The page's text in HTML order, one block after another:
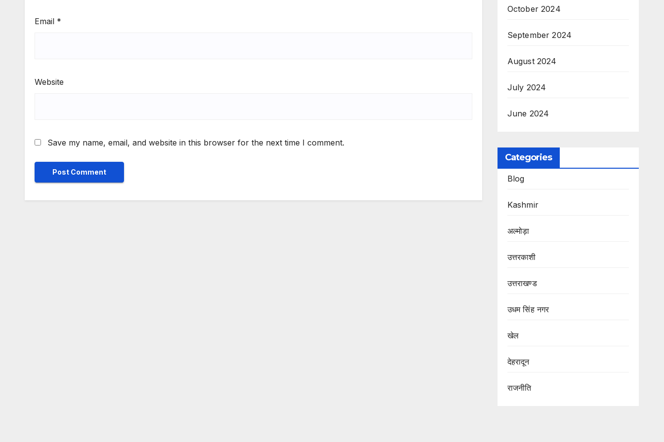
Email *
Website
Save my name, email, and website in this browser for the next time I comment.
October 2024
September 2024
August 2024
July 2024
June 2024
Categories
Blog
Kashmir
अल्मोड़ा
उत्तरकाशी
उत्तराखण्ड
उधम सिंह नगर
खेल
देहरादून
राजनीति